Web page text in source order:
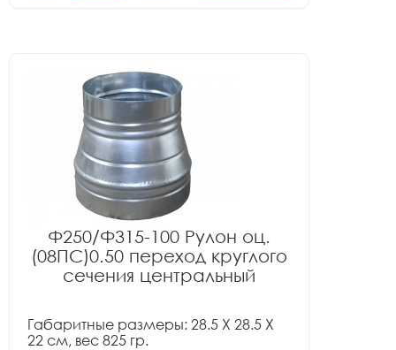
Ф250/Ф315-100 Рулон оц.
(08ПС)0.50 переход круглого
сечения центральный
Габаритные размеры: 28.5 X 28.5 X
22 см, вес 825 гр.